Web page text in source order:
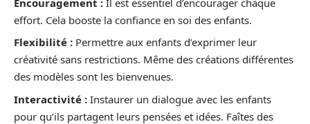
effort. Cela booste la confiance en soi des enfants.
Flexibilité : Permettre aux enfants d’exprimer leur
créativité sans restrictions. Même des créations différentes
des modèles sont les bienvenues.
Interactivité : Instaurer un dialogue avec les enfants
pour qu’ils partagent leurs pensées et idées. Faîtes des